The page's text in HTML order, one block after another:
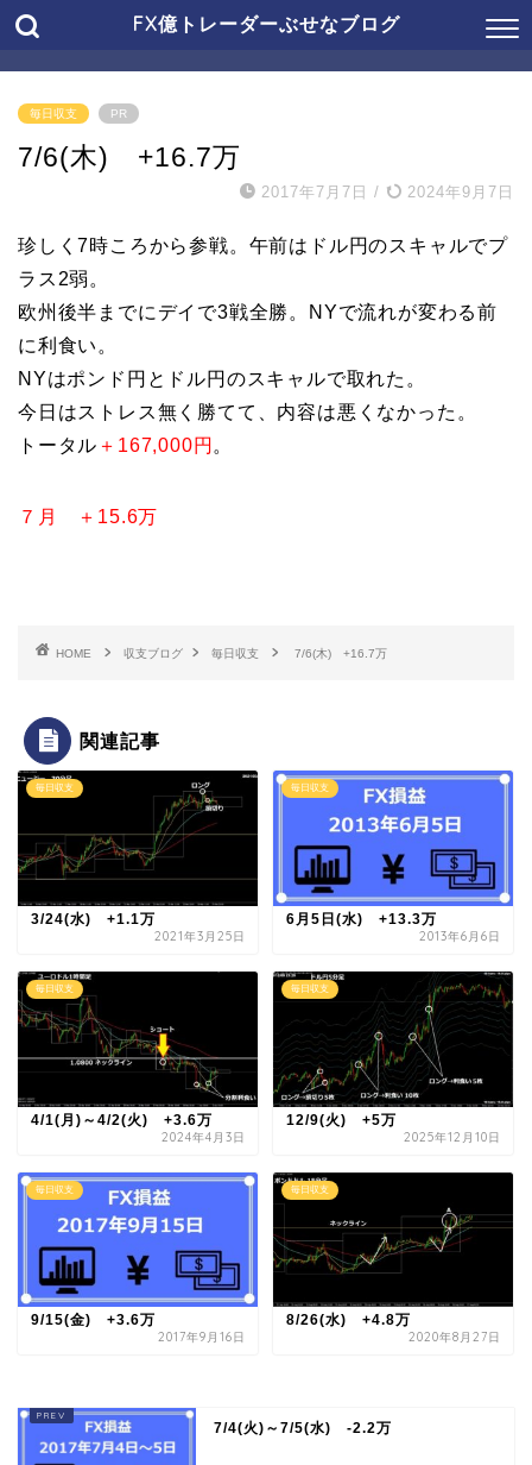
FX億トレーダーぶせなブログ
毎日収支 PR
7/6(木) +16.7万
2017年7月7日 / 2024年9月7日
珍しく7時ころから参戦。午前はドル円のスキャルでプ
ラス2弱。
欧州後半までにデイで3戦全勝。NYで流れが変わる前
に利食い。
NYはポンド円とドル円のスキャルで取れた。
今日はストレス無く勝てて、内容は悪くなかった。
トータル ＋167,000円 。
７月 ＋15.6万
HOME 収支ブログ 毎日収支 7/6(木) +16.7万
関連記事
毎日収支
3/24(水) +1.1万
2021年3月25日
毎日収支
6月5日(水) +13.3万
2013年6月6日
毎日収支
4/1(月)～4/2(火) +3.6万
2024年4月3日
毎日収支
12/9(火) +5万
2025年12月10日
毎日収支
9/15(金) +3.6万
2017年9月16日
毎日収支
8/26(水) +4.8万
2020年8月27日
7/4(火)～7/5(水) -2.2万